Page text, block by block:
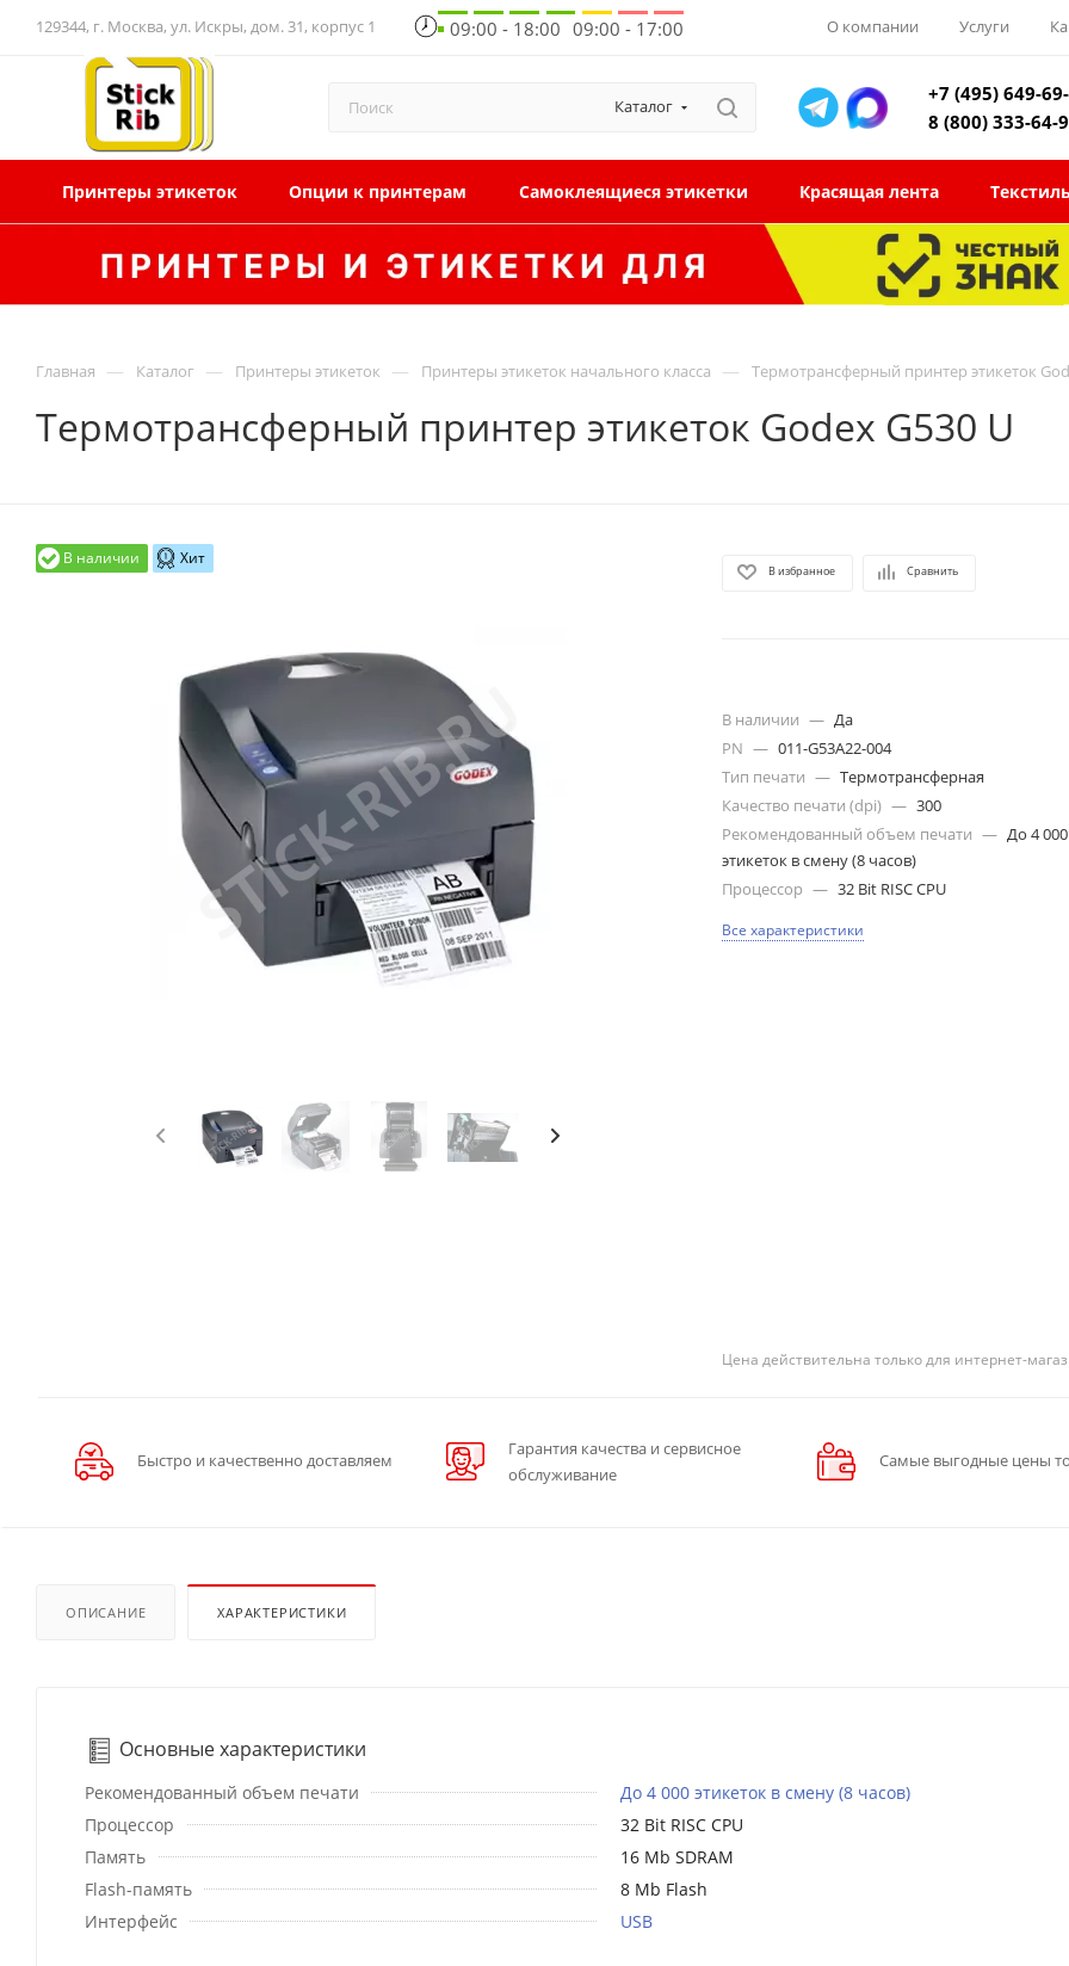
129344, г. Москва, ул. Искры, дом. 31, корпус 1 09:00 - 18:00 09:00 - 17:00 О компании Услуги
Каталог
+7 (495) 649-
8 (800) 333-64-
Принтеры этикеток Опции к принтерам Самоклеящиеся этикетки Красящая лента
Главная — Каталог — Принтеры этикеток — Принтеры этикеток начального класса — Термотрансферный принтер этикеток
Термотрансферный принтер этикеток Godex G530 U
В наличии Хит
В избранное Сравнить
В наличии — Да
PN — 011-G53A22-004
Тип печати — Термотрансферная
Качество печати (dpi) — 300
Рекомендованный объем печати — До 4 000
этикеток в смену (8 часов)
Процессор — 32 Bit RISC CPU
Все характеристики
Цена действительна только для интернет-
Быстро и качественно доставляем
Гарантия качества и сервисное
обслуживание
Самые выгодные цены
ОПИСАНИЕ ХАРАКТЕРИСТИКИ
Основные характеристики
Рекомендованный объем печати
До 4 000 этикеток в смену (8 часов)
Процессор
32 Bit RISC CPU
Память
16 Mb SDRAM
Flash-память
8 Mb Flash
Интерфейс
USB